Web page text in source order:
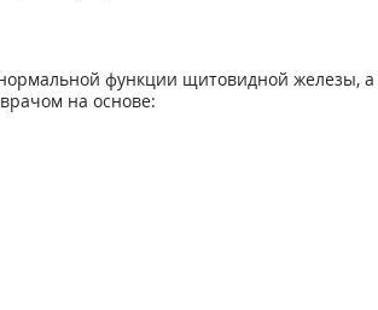
функции щитовидной железы, а
на основе: